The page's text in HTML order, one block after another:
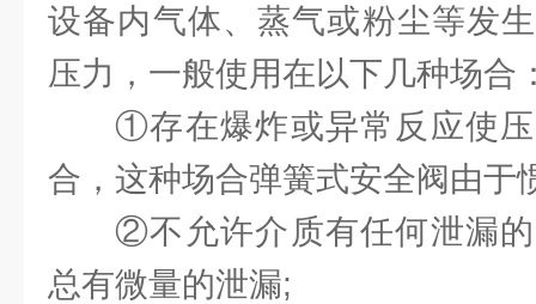
设备内气体、蒸气或粉尘等发
压力，一般使用在以下几种场合
①存在爆炸或异常反应使
合，这种场合弹簧式安全阀由于
②不允许介质有任何泄漏
总有微量的泄漏;